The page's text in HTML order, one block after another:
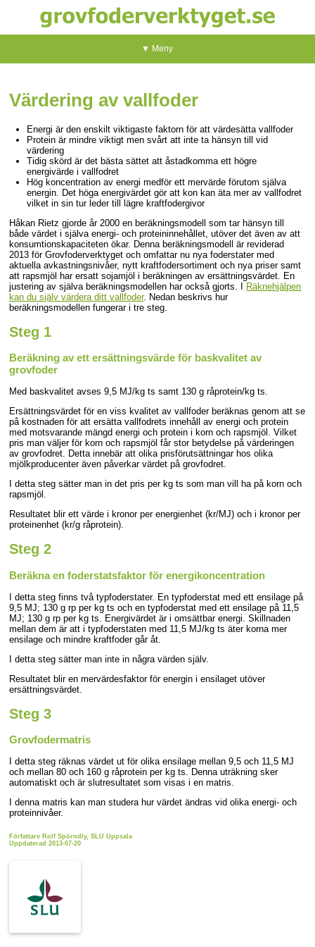
▼ Meny
Värdering av vallfoder
Energi är den enskilt viktigaste faktorn för att värdesätta vallfoder
Protein är mindre viktigt men svårt att inte ta hänsyn till vid
värdering
Tidig skörd är det bästa sättet att åstadkomma ett högre
energivärde i vallfodret
Hög koncentration av energi medför ett mervärde förutom själva
energin. Det höga energivärdet gör att kon kan äta mer av vallfodret
vilket in sin tur leder till lägre kraftfodergivor
Håkan Rietz gjorde år 2000 en beräkningsmodell som tar hänsyn till
både värdet i själva energi- och proteininnehållet, utöver det även av att
konsumtionskapaciteten ökar. Denna beräkningsmodell är reviderad
2013 för Grovfoderverktyget och omfattar nu nya foderstater med
aktuella avkastningsnivåer, nytt kraftfodersortiment och nya priser samt
att rapsmjöl har ersatt sojamjöl i beräkningen av ersättningsvärdet. En
justering av själva beräkningsmodellen har också gjorts. I Räknehjälpen
kan du själv värdera ditt vallfoder. Nedan beskrivs hur
beräkningsmodellen fungerar i tre steg.
Steg 1
Beräkning av ett ersättningsvärde för baskvalitet av
grovfoder
Med baskvalitet avses 9,5 MJ/kg ts samt 130 g råprotein/kg ts.
Ersättningsvärdet för en viss kvalitet av vallfoder beräknas genom att se
på kostnaden för att ersätta vallfodrets innehåll av energi och protein
med motsvarande mängd energi och protein i korn och rapsmjöl. Vilket
pris man väljer för korn och rapsmjöl får stor betydelse på värderingen
av grovfodret. Detta innebär att olika prisförutsättningar hos olika
mjölkproducenter även påverkar värdet på grovfodret.
I detta steg sätter man in det pris per kg ts som man vill ha på korn och
rapsmjöl.
Resultatet blir ett värde i kronor per energienhet (kr/MJ) och i kronor per
proteinenhet (kr/g råprotein).
Steg 2
Beräkna en foderstatsfaktor för energikoncentration
I detta steg finns två typfoderstater. En typfoderstat med ett ensilage på
9,5 MJ; 130 g rp per kg ts och en typfoderstat med ett ensilage på 11,5
MJ; 130 g rp per kg ts. Energivärdet är i omsättbar energi. Skillnaden
mellan dem är att i typfoderstaten med 11,5 MJ/kg ts äter korna mer
ensilage och mindre kraftfoder går åt.
I detta steg sätter man inte in några värden själv.
Resultatet blir en mervärdesfaktor för energin i ensilaget utöver
ersättningsvärdet.
Steg 3
Grovfodermatris
I detta steg räknas värdet ut för olika ensilage mellan 9,5 och 11,5 MJ
och mellan 80 och 160 g råprotein per kg ts. Denna uträkning sker
automatiskt och är slutresultatet som visas i en matris.
I denna matris kan man studera hur värdet ändras vid olika energi- och
proteinnivåer.
Författare Rolf Spörndly, SLU Uppsala
Uppdaterad 2013-07-20